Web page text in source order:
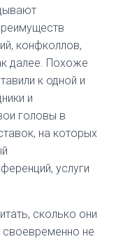
конфколлов,
далее. Похоже
к одной и
и
головы в
на которых
услуги
сколько они
своевременно не